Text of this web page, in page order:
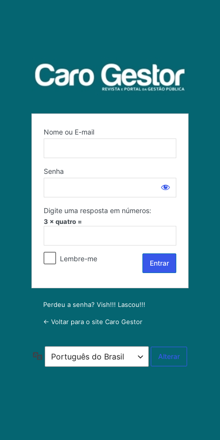
Entrar
Nome ou E-mail
Senha
Digite uma resposta em números:
3 × quatro =
Lembre-me
Perdeu a senha? Vish!!! Lascou!!!
← Voltar para o site Caro Gestor
Idioma